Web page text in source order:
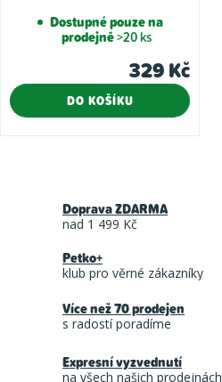
Dostupné pouze na
prodejně>20 ks
329 Kč
DO KOŠÍKU
d
p
Doprava ZDARMA
nad 1 499 Kč
Petko+
klub pro věrné zákazníky
Více než 70 prodejen
s radostí poradíme
Expresní vyzvednutí
na všech našich prodejnách